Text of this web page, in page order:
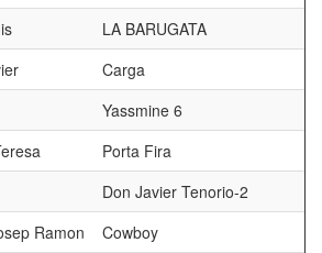
LA BARUGATA
Carga
Yassmine 6
Porta Fira
Don Javier Tenorio-2
Ramon
Cowboy